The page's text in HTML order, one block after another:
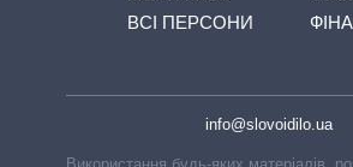
ВСІ ПЕРСОНИ
info@slovoidilo.ua